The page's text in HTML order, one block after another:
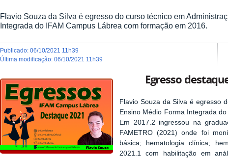
Flavio Souza da Silva é egresso do curso técnico em
Integrada do IFAM Campus Lábrea com formação em 2016.
publicado:06/10/2021 11h39
última modificação:06/10/2021 11h39
Egresso
Flavio Souza da Silva é egresso
Ensino Médio Forma Integrada
Em 2017.2 ingressou na
FAMETRO (2021) onde foi
básica; hematologia clínica;
2021.1 com habilitação em